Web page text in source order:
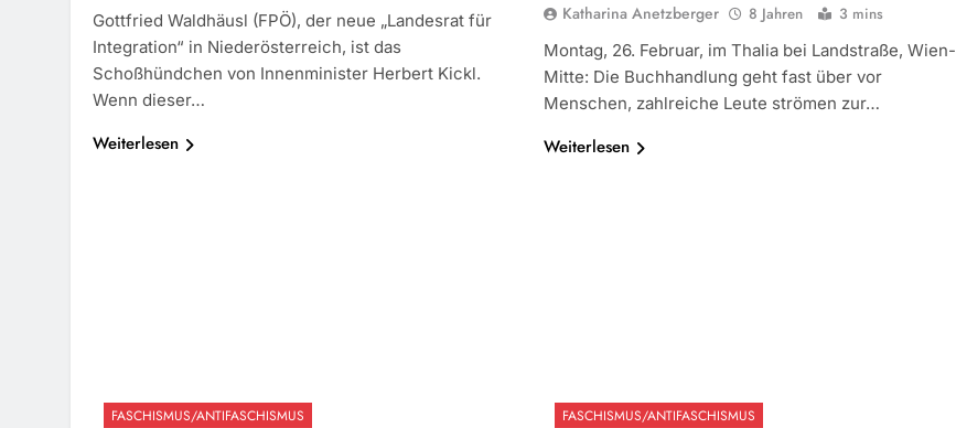
Gottfried Waldhäusl (FPÖ), der neue „Landesrat für
Integration“ in Niederösterreich, ist das
Schoßhündchen von Innenminister Herbert Kickl.
Wenn dieser…
Weiterlesen
Katharina Anetzberger 8 Jahren
3 mins
Montag, 26. Februar, im Thalia bei Landstraße, Wien-
Mitte: Die Buchhandlung geht fast über vor
Menschen, zahlreiche Leute strömen zur…
Weiterlesen
FASCHISMUS/ANTIFASCHISMUS FASCHISMUS/ANTIFASCHISMUS